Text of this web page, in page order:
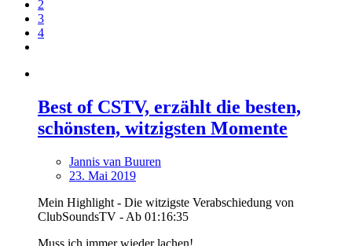
2
3
4
Best of CSTV, erzählt die besten,
schönsten, witzigsten Momente
Jannis van Buuren
23. Mai 2019
Mein Highlight - Die witzigste Verabschiedung von
ClubSoundsTV - Ab 01:16:35
Muss ich immer wieder lachen!